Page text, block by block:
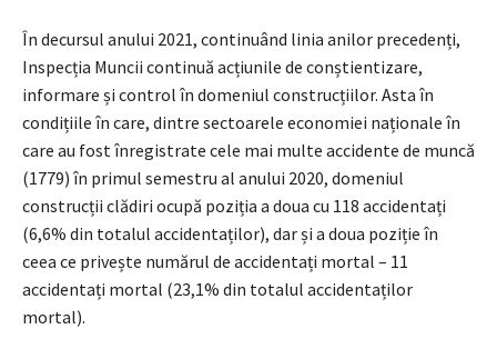
În decursul anului 2021, continuând linia anilor precedenți,
Inspecția Muncii continuă acțiunile de conștientizare,
informare și control în domeniul construcțiilor. Asta în
condițiile în care, dintre sectoarele economiei naționale în
care au fost înregistrate cele mai multe accidente de muncă
(1779) în primul semestru al anului 2020, domeniul
construcții clădiri ocupă poziția a doua cu 118 accidentați
(6,6% din totalul accidentaților), dar și a doua poziție în
ceea ce privește numărul de accidentați mortal – 11
accidentați mortal (23,1% din totalul accidentaților
mortal).